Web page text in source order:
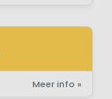
Meer info »